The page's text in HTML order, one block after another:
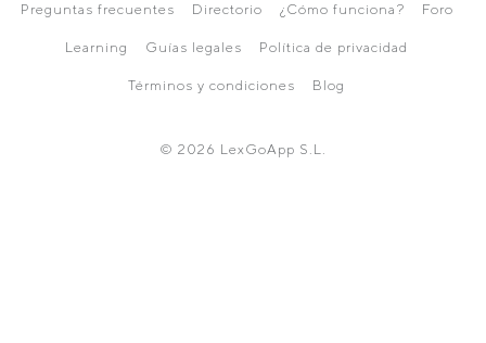
Preguntas frecuentes Directorio ¿Cómo funciona? Foro
Learning Guías legales Política de privacidad
Términos y condiciones Blog
© 2026 LexGoApp S.L.